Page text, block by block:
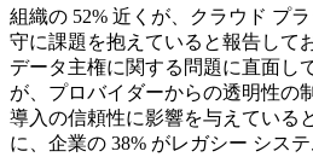
組織の 52% 近くが、クラウド プ
守に課題を抱えていると報告して
データ主権に関する問題に直面し
が、プロバイダーからの透明性の
導入の信頼性に影響を与えている
に、企業の 38% がレガシー シス